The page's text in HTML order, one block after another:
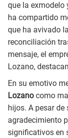
que la exmodelo
ha compartido
que ha avivado
reconciliación
mensaje, el
Lozano,
En su emotivo
Lozano como
hijos. A pesar de
agradecimiento
significativos en